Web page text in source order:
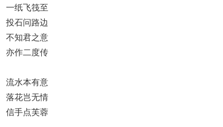
一纸飞筏至
投石问路边
不知君之意
亦作二度传
流水本有意
落花岂无情
信手点芙蓉